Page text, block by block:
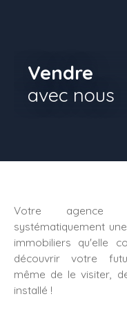
Vendre
avec nous
Votre agence
systématiquement
immobiliers qu'elle
découvrir votre
même de le visiter,
installé !